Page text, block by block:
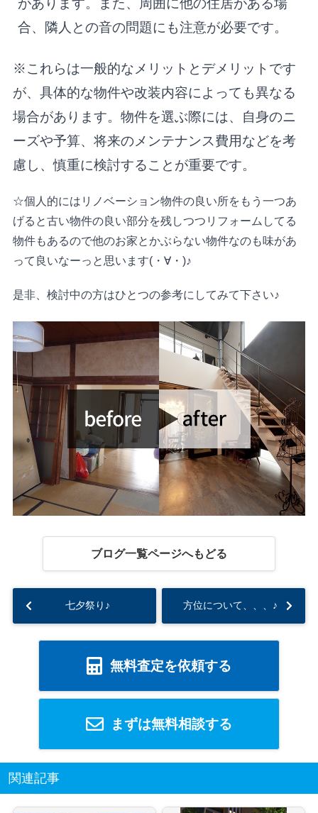
合、隣人との音の問題にも注意が必要です。
※これらは一般的なメリットとデメリットです
が、具体的な物件や改装内容によっても異なる
場合があります。物件を選ぶ際には、自身のニ
ーズや予算、将来のメンテナンス費用などを考
慮し、慎重に検討することが重要です。
☆個人的にはリノベーション物件の良い所をもう一つあ
げると古い物件の良い部分を残しつつリフォームしてる
物件もあるので他のお家とかぶらない物件なのも味があ
って良いなーっと思います(・∀・)♪
是非、検討中の方はひとつの参考にしてみて下さい♪
ブログ一覧ページへもどる
七夕祭り♪ 方位について、、、♪
無料査定を依頼する
まずは無料相談する
関連記事